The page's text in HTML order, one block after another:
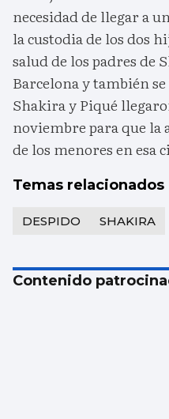
necesidad de llegar a
la custodia de los dos
salud de los padres de
Barcelona y también
Shakira y Piqué
noviembre para que la
de los menores en esa
Temas relacionados
DESPIDO SHAKIRA
Contenido